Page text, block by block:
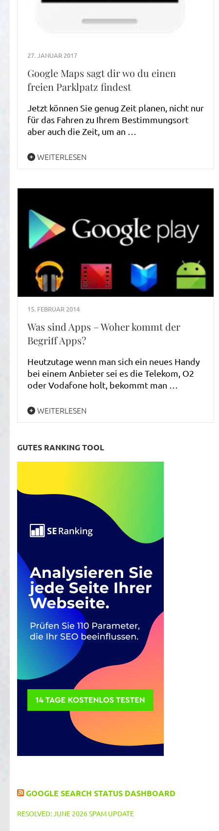
27. JANUAR 2017
Google Maps sagt dir wo du einen
freien Parklpatz findest
Jetzt können Sie genug Zeit planen, nicht nur
für das Fahren zu Ihrem Bestimmungsort
aber auch die Zeit, um an …
WEITERLESEN
15. FEBRUAR 2014
Was sind Apps – Woher kommt der
Begriff Apps?
Heutzutage wenn man sich ein neues Handy
bei einem Anbieter sei es die Telekom, O2
oder Vodafone holt, bekommt man …
WEITERLESEN
GUTES RANKING TOOL
GOOGLE SEARCH STATUS DASHBOARD
RESOLVED: JUNE 2026 SPAM UPDATE